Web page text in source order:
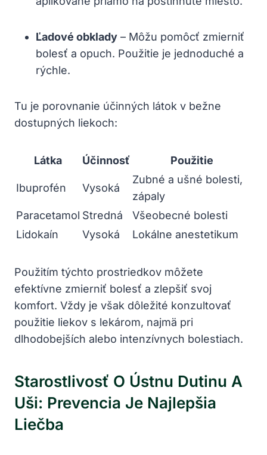
Ľadové obklady – Môžu pomôcť zmierniť
bolesť a opuch. Použitie je jednoduché a
rýchle.
Tu je porovnanie účinných látok v bežne
dostupných liekoch:
Látka Účinnosť Použitie
Ibuprofén Vysoká
Zubné a ušné bolesti,
zápaly
Paracetamol Stredná
Všeobecné bolesti
Lidokaín
Vysoká Lokálne anestetikum
Použitím týchto prostriedkov môžete
efektívne zmierniť bolesť a zlepšiť svoj
komfort. Vždy je však dôležité konzultovať
použitie liekov s lekárom, najmä pri
dlhodobejších alebo intenzívnych bolestiach.
Starostlivosť O Ústnu Dutinu A
Uši: Prevencia Je Najlepšia
Liečba